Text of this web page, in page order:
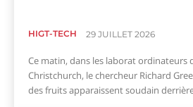
HIGT-TECH 29 JUILLET 2026
Ce matin, dans les laborat ordinateurs
Christchurch, le chercheur Richard
des fruits apparaissent soudain